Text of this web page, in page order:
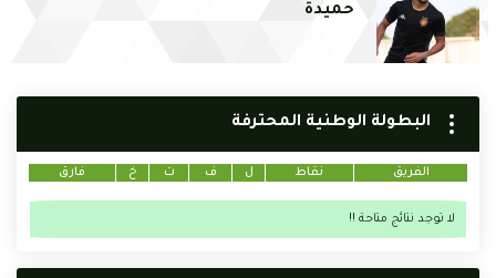
حميدة
البطولة الوطنية المحترفة
الفريق نقاط ل ف ت خ فارق
لا توجد نتائج متاحة !!